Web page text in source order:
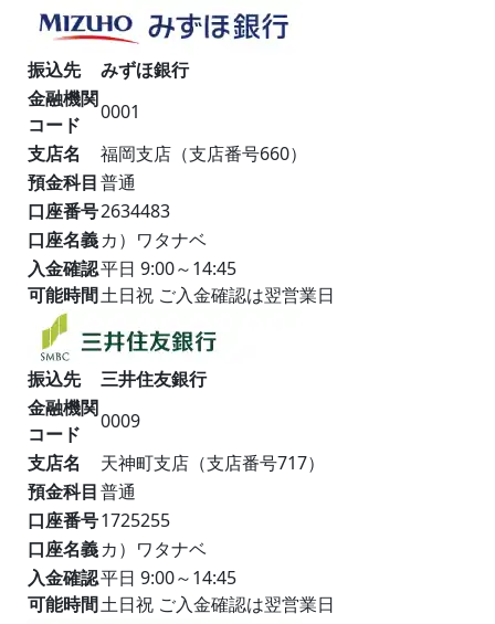
振込先
みずほ銀行
金融機関
コード
0001
支店名
福岡支店（支店番号660）
預金科目普通
口座番号2634483
口座名義カ）ワタナベ
入金確認
可能時間
平日 9:00～14:45
土日祝 ご入金確認は翌営業日
振込先
三井住友銀行
金融機関
コード
0009
支店名
天神町支店（支店番号717）
預金科目普通
口座番号1725255
口座名義カ）ワタナベ
入金確認
可能時間
平日 9:00～14:45
土日祝 ご入金確認は翌営業日